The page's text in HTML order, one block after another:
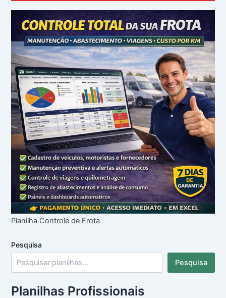
Planilha Controle de Frota
Pesquisa
Pesquisa
Planilhas Profissionais